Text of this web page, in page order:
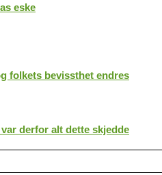
eske
folkets bevissthet endres
derfor alt dette skjedde